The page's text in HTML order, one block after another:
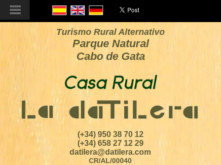
Turismo Rural Alternativo
Parque Natural
Cabo de Gata
(+34) 950 38 70 12
(+34) 658 27 12 29
datilera@datilera.com
CR/AL/00040